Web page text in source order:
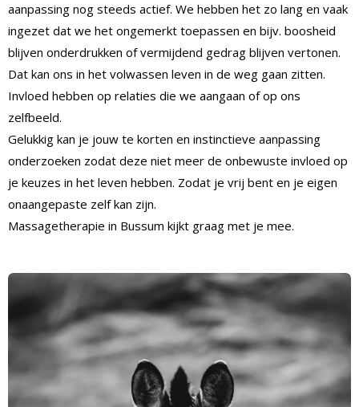
aanpassing nog steeds actief. We hebben het zo lang en vaak
ingezet dat we het ongemerkt toepassen en bijv. boosheid
blijven onderdrukken of vermijdend gedrag blijven vertonen.
Dat kan ons in het volwassen leven in de weg gaan zitten.
Invloed hebben op relaties die we aangaan of op ons
zelfbeeld.
Gelukkig kan je jouw te korten en instinctieve aanpassing
onderzoeken zodat deze niet meer de onbewuste invloed op
je keuzes in het leven hebben. Zodat je vrij bent en je eigen
onaangepaste zelf kan zijn.
Massagetherapie in Bussum kijkt graag met je mee.